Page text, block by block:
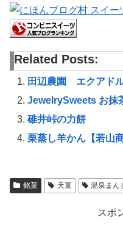
Related Posts:
田辺農園 エクアド
JewelrySweets お抹
碓井峠の力餅
栗蒸し羊かん【若山商
銘菓 天童 温泉まん
スポ